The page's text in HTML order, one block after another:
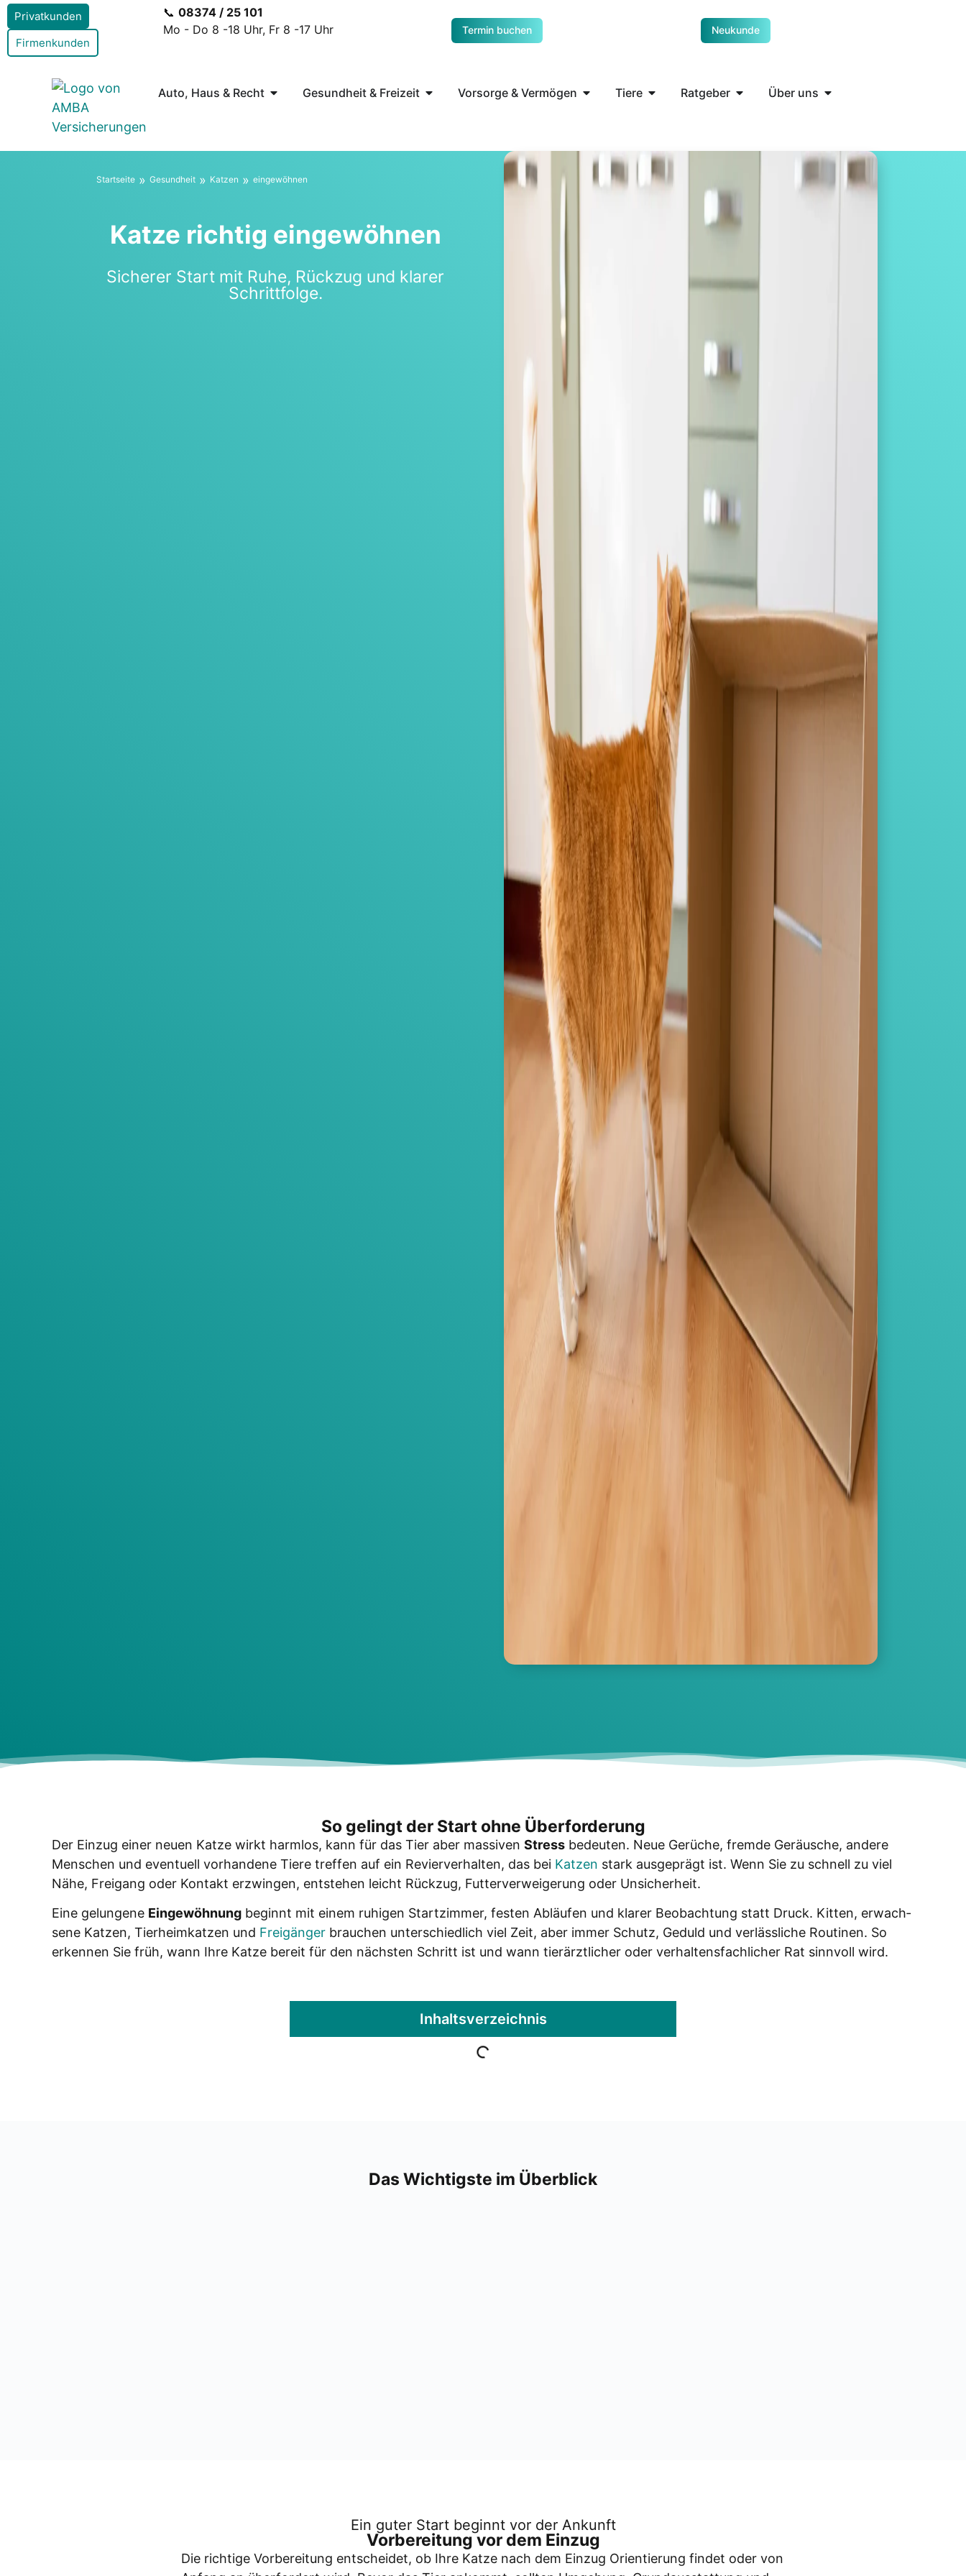
Privatkunden
Firmenkunden
📞 08374 / 25 101
Mo - Do 8 -18 Uhr, Fr 8 -17 Uhr
Termin buchen Neukunde
Auto, Haus & Recht Gesundheit & Freizeit Vorsorge & Vermögen Tiere Ratgeber Über uns
Start­sei­te » Gesund­heit » Kat­zen » ein­ge­wöh­nen
Kat­ze rich­tig ein­ge­wöh­nen
Siche­rer Start mit Ruhe, Rück­zug und kla­rer
Schritt­fol­ge.
So gelingt der Start ohne Über­for­de­rung
Der Ein­zug einer neu­en Kat­ze wirkt harm­los, kann für das Tier aber mas­si­ven Stress bedeu­ten. Neue Gerü­che, frem­de Geräu­sche, ande­re
Men­schen und even­tu­ell vor­han­de­ne Tie­re tref­fen auf ein Revier­ver­hal­ten, das bei Kat­zen stark aus­ge­prägt ist. Wenn Sie zu schnell zu viel
Nähe, Frei­gang oder Kon­takt erzwin­gen, ent­ste­hen leicht Rück­zug, Fut­ter­ver­wei­ge­rung oder Unsi­cher­heit.
Eine gelun­ge­ne Ein­ge­wöh­nung beginnt mit einem ruhi­gen Start­zim­mer, fes­ten Abläu­fen und kla­rer Beob­ach­tung statt Druck. Kit­ten, erwach­
se­ne Kat­zen, Tier­heim­kat­zen und Frei­gän­ger brau­chen unter­schied­lich viel Zeit, aber immer Schutz, Geduld und ver­läss­li­che Rou­ti­nen. So
erken­nen Sie früh, wann Ihre Kat­ze bereit für den nächs­ten Schritt ist und wann tier­ärzt­li­cher oder ver­hal­tens­fach­li­cher Rat sinn­voll wird.
Inhalts­ver­zeich­nis
Das Wich­tigs­te im Über­blick
Ein guter Start beginnt vor der Ankunft
Vor­be­rei­tung vor dem Ein­zug
Die rich­ti­ge Vor­be­rei­tung ent­schei­det, ob Ihre Kat­ze nach dem Ein­zug Ori­en­tie­rung fin­det oder von